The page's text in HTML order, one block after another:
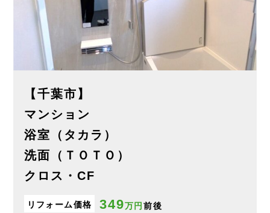
【千葉市】
マンション
浴室（タカラ）
洗面（ＴＯＴＯ）
クロス・CF
リフォーム価格 349万円 前後